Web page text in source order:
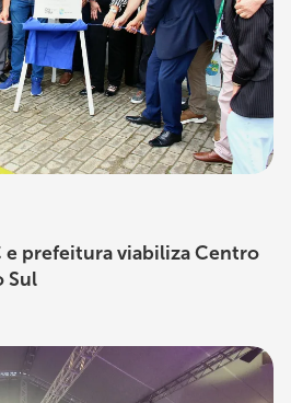
e prefeitura viabiliza Centro
Sul